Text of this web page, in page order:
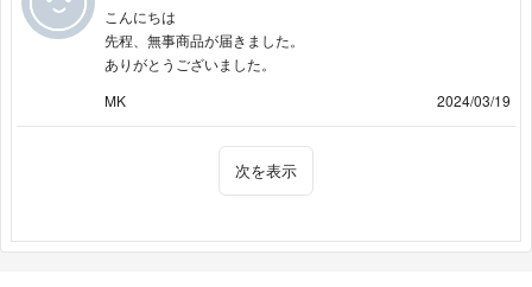
こんにちは
先程、無事商品が届きました。
ありがとうございました。
MK
2024/03/19
次を表示